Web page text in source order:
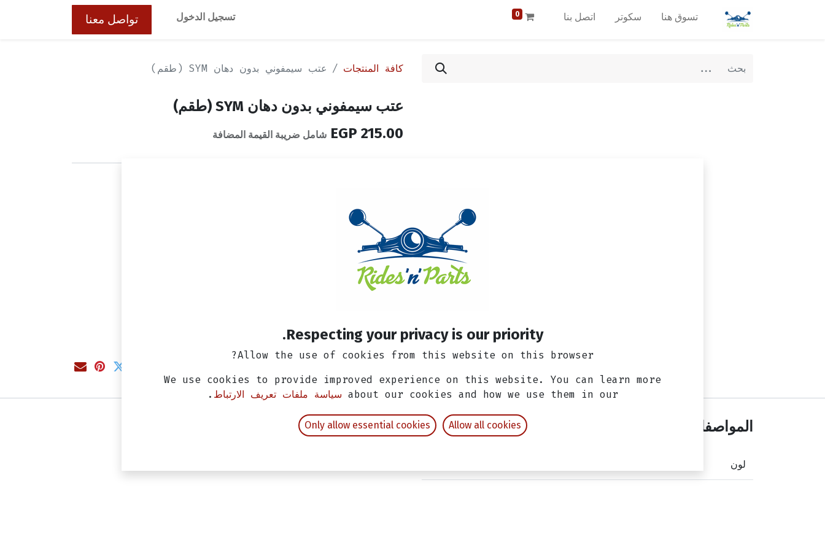
تسوق هنا سكوتر اتصل بنا 0 تسجيل الدخول تواصل معنا
كافة المنتجات عتب سيمفوني بدون دهان SYM (طقم)
عتب سيمفوني بدون دهان SYM (طقم)
EGP 215.00 شامل ضريبة القيمة المضافة
مقارنة
نفدت الكمية
تلقّ إشعاراً عندما يكون المنتج متوفراً مجدداً
الشروط والأحكام
ضمان إرجاع الأموال خلال 14 يوماً
المواصفات
لون
Respecting your privacy is our priority.
Allow the use of cookies from this website on this browser?
We use cookies to provide improved experience on this website. You can learn more
about our cookies and how we use them in our سياسة ملفات تعريف الارتباط .
Allow all cookies
Only allow essential cookies